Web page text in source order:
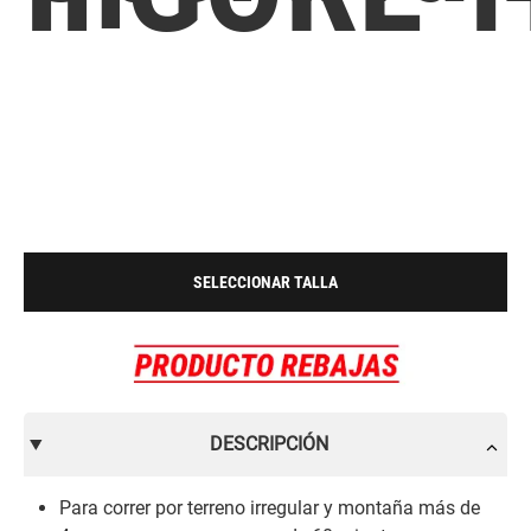
SELECCIONAR TALLA
DESCRIPCIÓN
Para correr por terreno irregular y montaña más de